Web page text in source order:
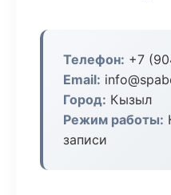
Телефон: +7
Email:
Город: Кызыл
Режим работы:
записи